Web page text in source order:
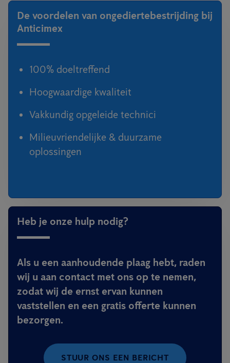
De voordelen van ongediertebestrijding bij
Anticimex
100% doeltreffend
Hoogwaardige kwaliteit
Vakkundig opgeleide technici
Milieuvriendelijke & duurzame
oplossingen
Heb je onze hulp nodig?
Als u een aanhoudende plaag hebt, raden
wij u aan contact met ons op te nemen,
zodat wij de ernst ervan kunnen
vaststellen en een gratis offerte kunnen
bezorgen.
STUUR ONS EEN BERICHT